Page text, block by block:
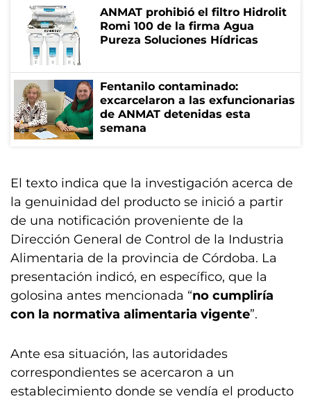
ANMAT prohibió el filtro Hidrolit
Romi 100 de la firma Agua
Pureza Soluciones Hídricas
Fentanilo contaminado:
excarcelaron a las exfuncionarias
de ANMAT detenidas esta
semana
El texto indica que la investigación acerca de
la genuinidad del producto se inició a partir
de una notificación proveniente de la
Dirección General de Control de la Industria
Alimentaria de la provincia de Córdoba. La
presentación indicó, en específico, que la
golosina antes mencionada “no cumpliría
con la normativa alimentaria vigente”.
Ante esa situación, las autoridades
correspondientes se acercaron a un
establecimiento donde se vendía el producto